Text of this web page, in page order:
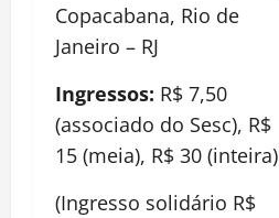
Copacabana, Rio de
Janeiro – RJ
Ingressos: R$ 7,50
(associado do Sesc), R$
15 (meia), R$ 30 (inteira)
(Ingresso solidário R$